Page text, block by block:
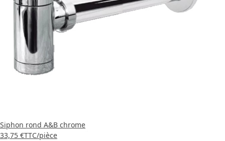
Siphon rond A&B chrome
33,75 €TTC/pièce